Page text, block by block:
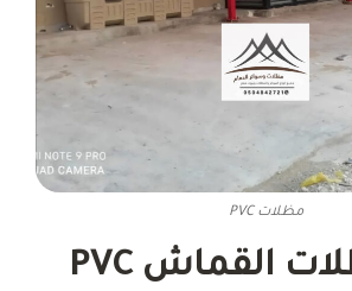
مظلات PVC
أحدث مظلات القماش PVC